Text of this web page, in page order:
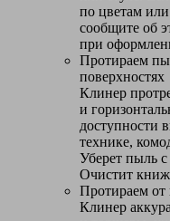
по цветам
сообщите об
при
Протираем
поверхностях
Клинер
и
доступности
технике,
Уберет пыль
Очистит
Протираем
Клинер